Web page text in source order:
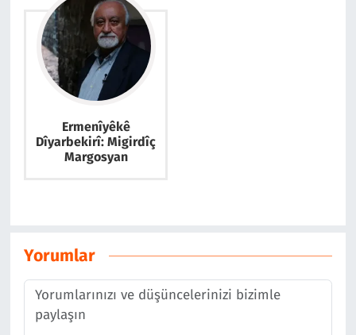
Ermenîyêkê
Dîyarbekirî: Migirdîç
Margosyan
Yorumlar